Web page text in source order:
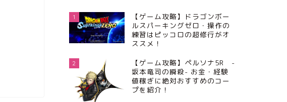
1
【ゲーム攻略】ドラゴンボー
ルスパーキングゼロ・操作の
練習はピッコロの超修行がオ
ススメ！
2
【ゲーム攻略】ペルソナ5R -
坂本竜司の瞬殺- お金・経験
値稼ぎに絶対おすすめのコー
プを紹介！